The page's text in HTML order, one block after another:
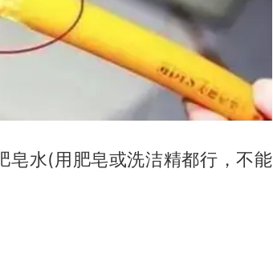
皂水(用肥皂或洗洁精都行，不能